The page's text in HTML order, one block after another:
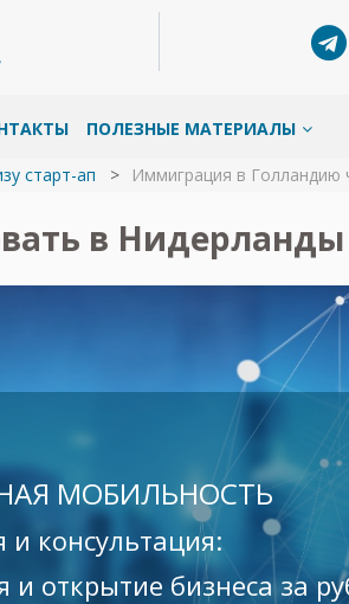
ПОЛЕЗНЫЕ МАТЕРИАЛЫ
старт-ап Иммиграция в Голландию
в Нидерланды
МОБИЛЬНОСТЬ
консультация:
и открытие бизнеса за